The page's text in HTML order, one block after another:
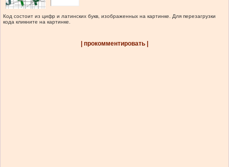
Код состоит из цифр и латинских букв, изображенных на картинке. Для перезагрузки
кода кликните на картинке.
| прокомментировать |